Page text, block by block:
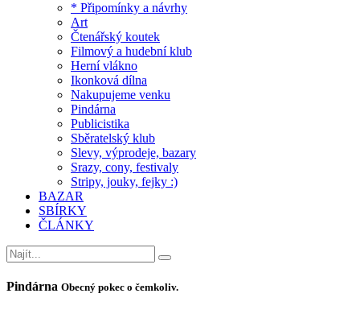
* Připomínky a návrhy
Art
Čtenářský koutek
Filmový a hudební klub
Herní vlákno
Ikonková dílna
Nakupujeme venku
Pindárna
Publicistika
Sběratelský klub
Slevy, výprodeje, bazary
Srazy, cony, festivaly
Stripy, jouky, fejky :)
BAZAR
SBÍRKY
ČLÁNKY
Pindárna Obecný pokec o čemkoliv.